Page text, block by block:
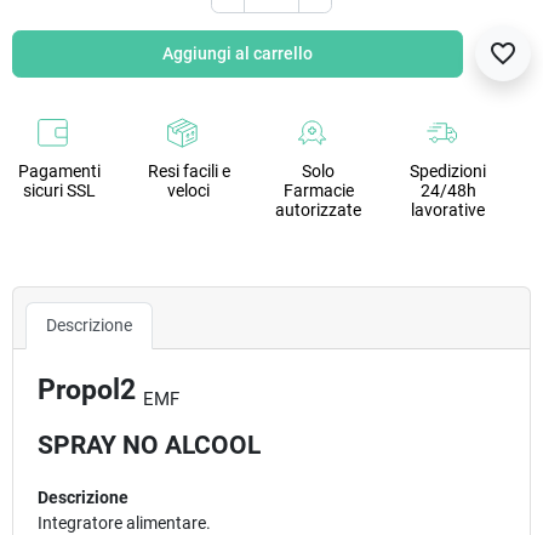
Aggiungi al carrello favorite_border
Pagamenti
sicuri SSL
Resi facili e
veloci
Solo
Farmacie
autorizzate
Spedizioni
24/48h
lavorative
Descrizione
Propol2 EMF
SPRAY NO ALCOOL
Descrizione
Integratore alimentare.